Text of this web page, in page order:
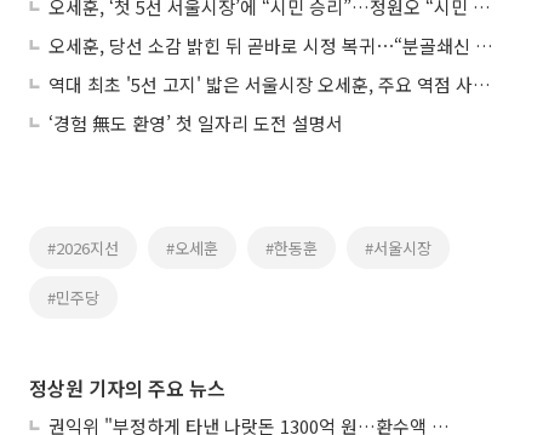
오세훈, ‘첫 5선 서울시장’에 “시민 승리”…정원오 “시민 선택 겸허히 받들겠다”
오세훈, 당선 소감 밝힌 뒤 곧바로 시정 복귀⋯“분골쇄신 열심히 하겠다”
역대 최초 '5선 고지' 밟은 서울시장 오세훈, 주요 역점 사업 탄력 받나?
‘경험 無도 환영’ 첫 일자리 도전 설명서
#2026지선 #오세훈 #한동훈 #서울시장
#민주당
정상원 기자의 주요 뉴스
권익위 "부정하게 타낸 나랏돈 1300억 원…환수액 역대 최대"